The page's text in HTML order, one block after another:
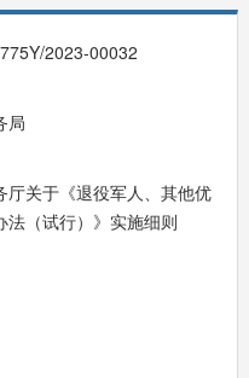
2023-00032
局
厅关于《退役军人、其他优
法（试行）》实施细则